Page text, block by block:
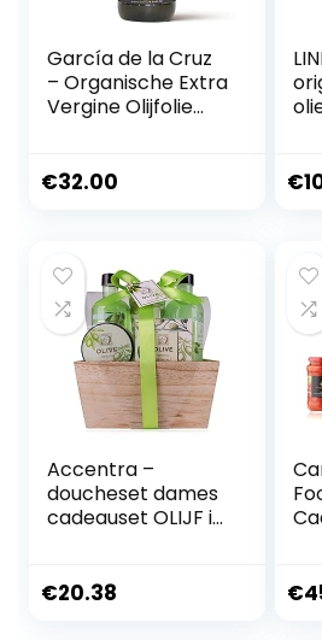
García de la Cruz
– Organische Extra
Vergine Olijfolie
€32.00 €
Accentra –
doucheset dames
cadeauset OLIJF in
verzorgingsset
€20.38
–
€